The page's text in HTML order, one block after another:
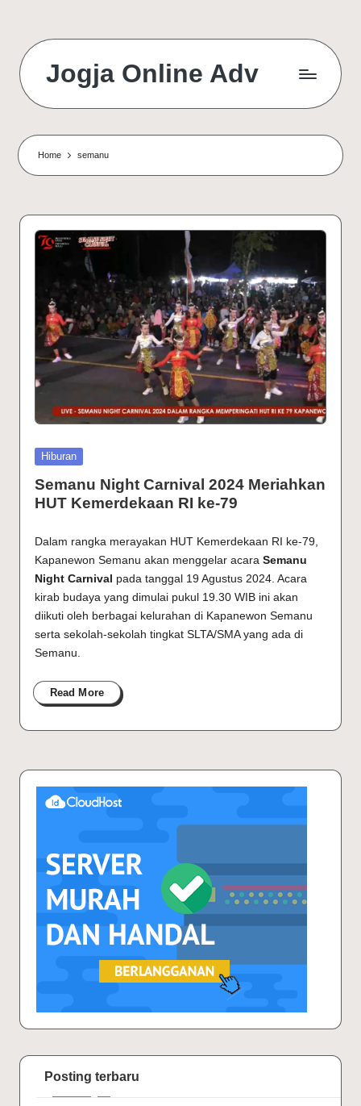
Jogja Online Adv
&
Digital
Home semanu
Posted
Hiburan
Semanu Night Carnival 2024 Meriahkan
HUT Kemerdekaan RI ke-79
Dalam rangka merayakan HUT Kemerdekaan RI ke-79,
Kapanewon Semanu akan menggelar acara Semanu
Night Carnival pada tanggal 19 Agustus 2024. Acara
kirab budaya yang dimulai pukul 19.30 WIB ini akan
diikuti oleh berbagai kelurahan di Kapanewon Semanu
serta sekolah-sekolah tingkat SLTA/SMA yang ada di
Semanu.
Read More
Posting terbaru